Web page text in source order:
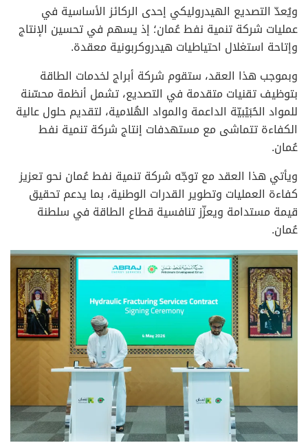
ويُعدّ التصديع الهيدروليكي إحدى الركائز الأساسية في
عمليات شركة تنمية نفط عُمان؛ إذ يسهم في تحسين الإنتاج
وإتاحة استغلال احتياطيات هيدروكربونية معقدة.
وبموجب هذا العقد، ستقوم شركة أبراج لخدمات الطاقة
بتوظيف تقنيات متقدمة في التصديع، تشمل أنظمة محسّنة
للمواد الحُبَيْبيّة الداعمة والمواد الهُلامية، لتقديم حلول عالية
الكفاءة تتماشى مع مستهدفات إنتاج شركة تنمية نفط
عُمان.
ويأتي هذا العقد مع توجّه شركة تنمية نفط عُمان نحو تعزيز
كفاءة العمليات وتطوير القدرات الوطنية، بما يدعم تحقيق
قيمة مستدامة ويعزّز تنافسية قطاع الطاقة في سلطنة
عُمان.